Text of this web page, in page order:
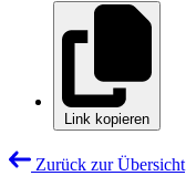
Link kopieren
Zurück zur Übersicht